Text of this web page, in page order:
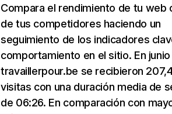
Compara el rendimiento de tu web
de tus competidores haciendo un
seguimiento de los indicadores
comportamiento en el sitio. En junio
travaillerpour.be se recibieron
visitas con una duración media de
de 06:26. En comparación con